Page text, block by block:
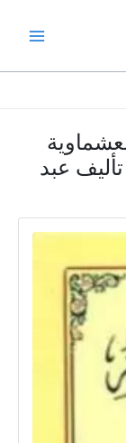
المسمى المحاسن البهية PDF تأليف عبد